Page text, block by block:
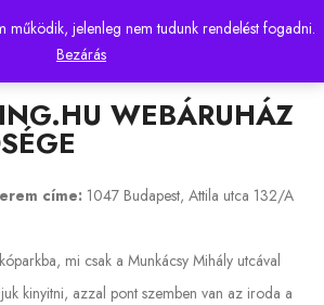
működik, jelenleg nem tudunk rendelést fogadni.
Bezárás
WEBÁRUHÁZ
címe: 1047 Budapest, Attila utca 132/A
mi csak a Munkácsy Mihály utcával
kinyitni, azzal pont szemben van az iroda a